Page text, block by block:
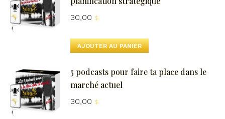
plusieurs
options
peuvent
30,00 $
AJOUTER AU PANIER
5 podcasts pour faire ta place dans le
marché actuel
30,00 $